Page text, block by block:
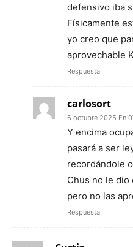
defensivo iba
Físicamente
yo creo que
aprovechable
Respuesta
carlosort
6 octubre 2025 En
Y encima
pasará a ser
recordándole
Chus no le dio
pero no las
Respuesta